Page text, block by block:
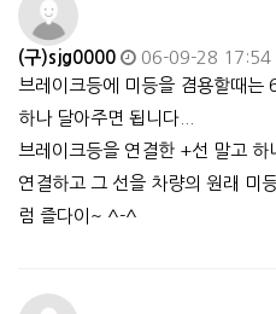
(구)sjg0000
06-09-28 17:54
브레이크등에 미등을 겸용할때는
하나 달아주면 됩니다...
브레이크등을 연결한 +선 말고 하
연결하고 그 선을 차량의 원래 미
럼 즐다이~ ^-^